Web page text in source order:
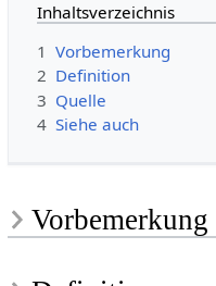
Inhaltsverzeichnis
1 Vorbemerkung
2 Definition
3 Quelle
4 Siehe auch
Vorbemerkung